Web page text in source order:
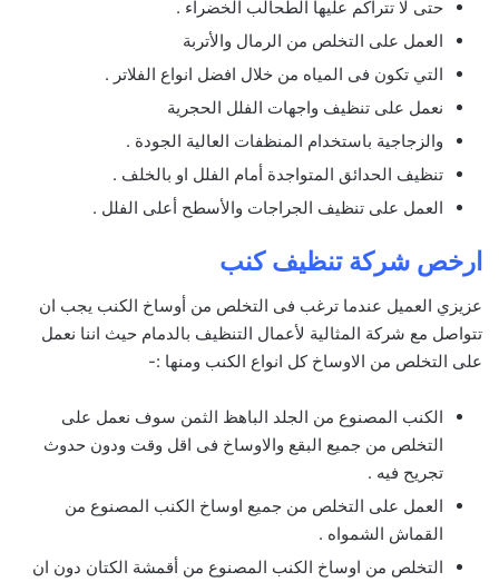
حتى لا تتراكم عليها الطحالب الخضراء .
العمل على التخلص من الرمال والأتربة
التي تكون فى المياه من خلال افضل انواع الفلاتر .
نعمل على تنظيف واجهات الفلل الحجرية
والزجاجية باستخدام المنظفات العالية الجودة .
تنظيف الحدائق المتواجدة أمام الفلل او بالخلف .
العمل على تنظيف الجراجات والأسطح أعلى الفلل .
ارخص شركة تنظيف كنب
عزيزي العميل عندما ترغب فى التخلص من أوساخ الكنب يجب ان
تتواصل مع شركة المثالية لأعمال التنظيف بالدمام حيث اننا نعمل
على التخلص من الاوساخ كل انواع الكنب ومنها :-
الكنب المصنوع من الجلد الباهظ الثمن سوف نعمل على
التخلص من جميع البقع والاوساخ فى اقل وقت ودون حدوث
تجريح فيه .
العمل على التخلص من جميع اوساخ الكنب المصنوع من
القماش الشمواه .
التخلص من اوساخ الكنب المصنوع من أقمشة الكتان دون ان